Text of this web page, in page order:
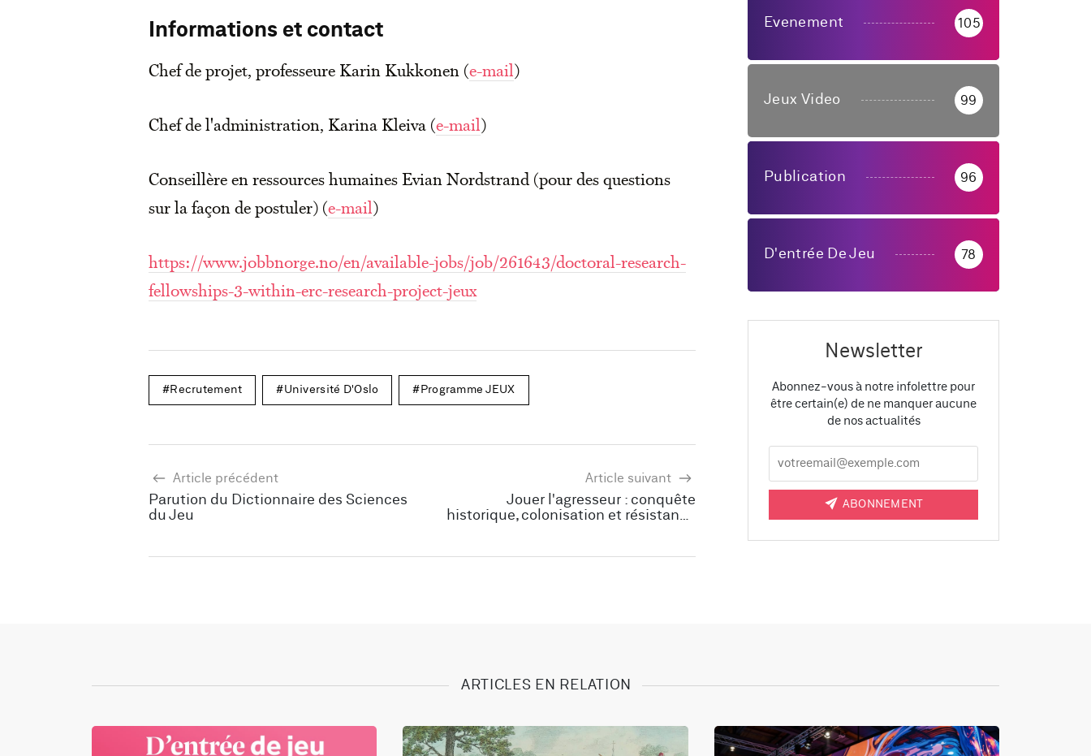
Informations et contact
Chef de projet, professeure Karin Kukkonen (e-mail)
Chef de l'administration, Karina Kleiva (e-mail)
Conseillère en ressources humaines Evian Nordstrand (pour des questions
sur la façon de postuler) (e-mail)
https://www.jobbnorge.no/en/available-jobs/job/261643/doctoral-research-
fellowships-3-within-erc-research-project-jeux
Recrutement Université D'Oslo Programme JEUX
Article précédent
Parution du Dictionnaire des Sciences
du Jeu
Article suivant
Jouer l'agresseur : conquête
historique, colonisation et résistance
Evenement 105
Jeux Video 99
Publication 96
D'entrée De Jeu 78
Newsletter
Abonnez-vous à notre infolettre pour
être certain(e) de ne manquer aucune
de nos actualités
ABONNEMENT
ARTICLES EN RELATION